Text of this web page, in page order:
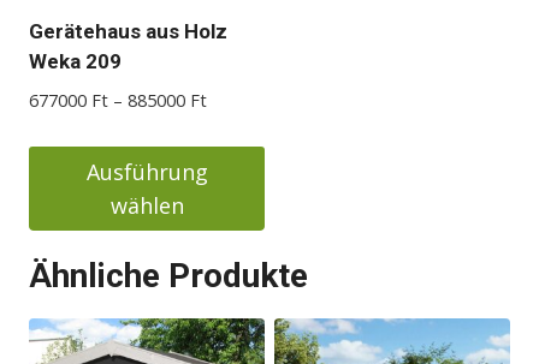
Gerätehaus aus Holz
Weka 209
677000 Ft – 885000 FtPreisspanne:
bis
885000 Ft
Ausführung
wählen
Produkt
mehrere
Ähnliche Produkte